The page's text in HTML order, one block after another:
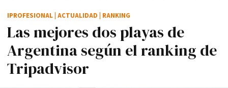
Las mejores dos playas de
Argentina según el ranking de
Tripadvisor
IPROFESIONAL ACTUALIDAD RANKING